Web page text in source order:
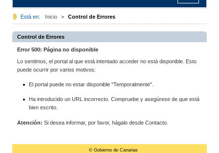
navigation
Está en: Inicio > Control de Errores
Control de Errores
Error 500: Página no disponible
Lo sentimos, el portal al que está intentado acceder no está disponible. Esto
puede ocurrir por varios motivos:
El portal puede no estar disponible "Temporalmente".
Ha introducido un URL incorrecto. Compruebe y asegúrese de que está
bien escrito.
Atención: Si desea informar, por favor, hágalo desde Contacto.
© Gobierno de Canarias